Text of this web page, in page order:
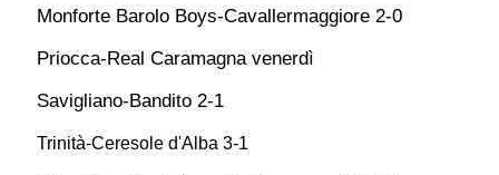
Monforte Barolo Boys-Cavallermaggiore 2-0
Priocca-Real Caramagna venerdì
Savigliano-Bandito 2-1
Trinità-Ceresole d'Alba 3-1